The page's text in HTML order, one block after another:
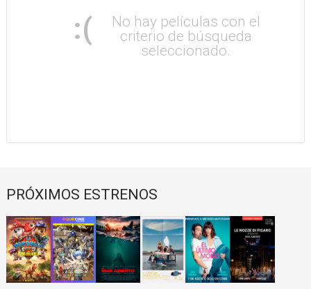
:(
No hay películas con el
criterio de búsqueda
seleccionado.
PRÓXIMOS ESTRENOS